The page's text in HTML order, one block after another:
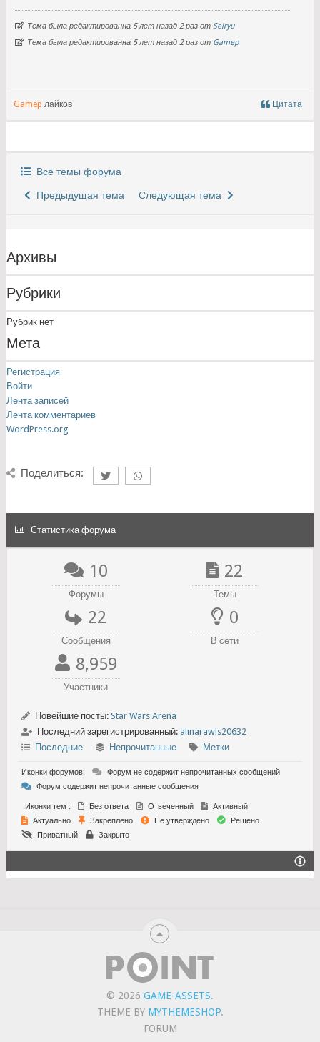
Тема была редактированна 5 лет назад 2 раз от Seiryu
Тема была редактированна 5 лет назад 2 раз от Gamep
Gamep лайков Цитата
Все темы форума
Предыдущая тема Следующая тема
Архивы
Рубрики
Рубрик нет
Мета
Регистрация
Войти
Лента записей
Лента комментариев
WordPress.org
Поделиться:
Статистика форума
10
Форумы
22
Темы
22
Сообщения
0
В сети
8,959
Участники
Новейшие посты: Star Wars Arena
Последний зарегистрированный: alinarawls20632
Последние
Непрочитанные Метки
Иконки форумов:
Форум не содержит непрочитанных сообщений
Форум содержит непрочитанные сообщения
Иконки тем : Без ответа Отвеченный
Активный
Актуально
Закреплено Не утверждено
Решено
Приватный
Закрыто
© 2026 GAME-ASSETS.
THEME BY MYTHEMESHOP.
FORUM